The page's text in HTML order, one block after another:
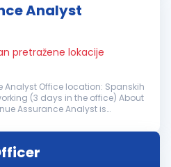
Analyst
pretražene lokacije
Analyst Office location: Spanskih
(3 days in the office) About
Assurance Analyst is